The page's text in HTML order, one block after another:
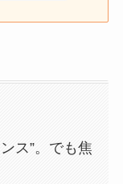
ス”。でも焦